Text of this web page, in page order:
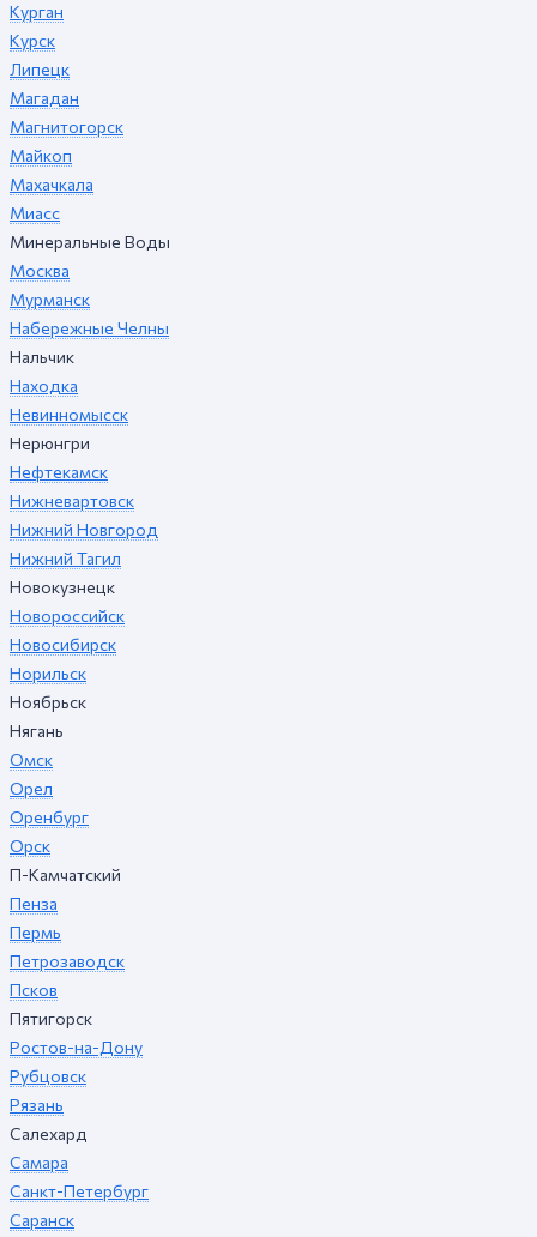
Курган
Курск
Липецк
Магадан
Магнитогорск
Майкоп
Махачкала
Миасс
Минеральные Воды
Москва
Мурманск
Набережные Челны
Нальчик
Находка
Невинномысск
Нерюнгри
Нефтекамск
Нижневартовск
Нижний Новгород
Нижний Тагил
Новокузнецк
Новороссийск
Новосибирск
Норильск
Ноябрьск
Нягань
Омск
Орел
Оренбург
Орск
П-Камчатский
Пенза
Пермь
Петрозаводск
Псков
Пятигорск
Ростов-на-Дону
Рубцовск
Рязань
Салехард
Самара
Санкт-Петербург
Саранск